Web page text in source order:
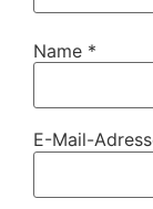
Name *
E-Mail-